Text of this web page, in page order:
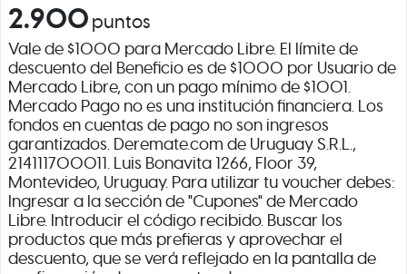
2.900 puntos
Vale de $1000 para Mercado Libre. El límite de
descuento del Beneficio es de $1000 por Usuario de
Mercado Libre, con un pago mínimo de $1001.
Mercado Pago no es una institución financiera. Los
fondos en cuentas de pago no son ingresos
garantizados. Deremate.com de Uruguay S.R.L.,
214111700011. Luis Bonavita 1266, Floor 39,
Montevideo, Uruguay. Para utilizar tu voucher debes:
Ingresar a la sección de "Cupones" de Mercado
Libre. Introducir el código recibido. Buscar los
productos que más prefieras y aprovechar el
descuento, que se verá reflejado en la pantalla de